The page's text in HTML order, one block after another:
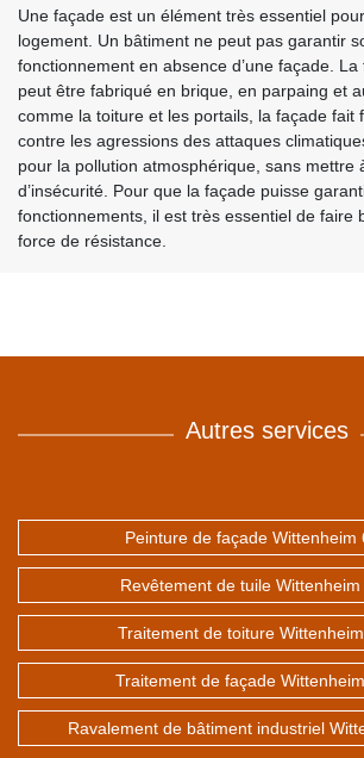
Une façade est un élément très essentiel
logement. Un bâtiment ne peut pas garantir
fonctionnement en absence d’une façade. La
peut être fabriqué en brique, en parpaing et
comme la toiture et les portails, la façade fait
contre les agressions des attaques
pour la pollution atmosphérique, sans mettre
d’insécurité. Pour que la façade puisse
fonctionnements, il est très essentiel de faire
force de résistance.
Autres services
Peinture de façade Wittenheim
Revêtement de tuile
Traitement de toiture
Traitement de façade
Ravalement de bâtiment industriel